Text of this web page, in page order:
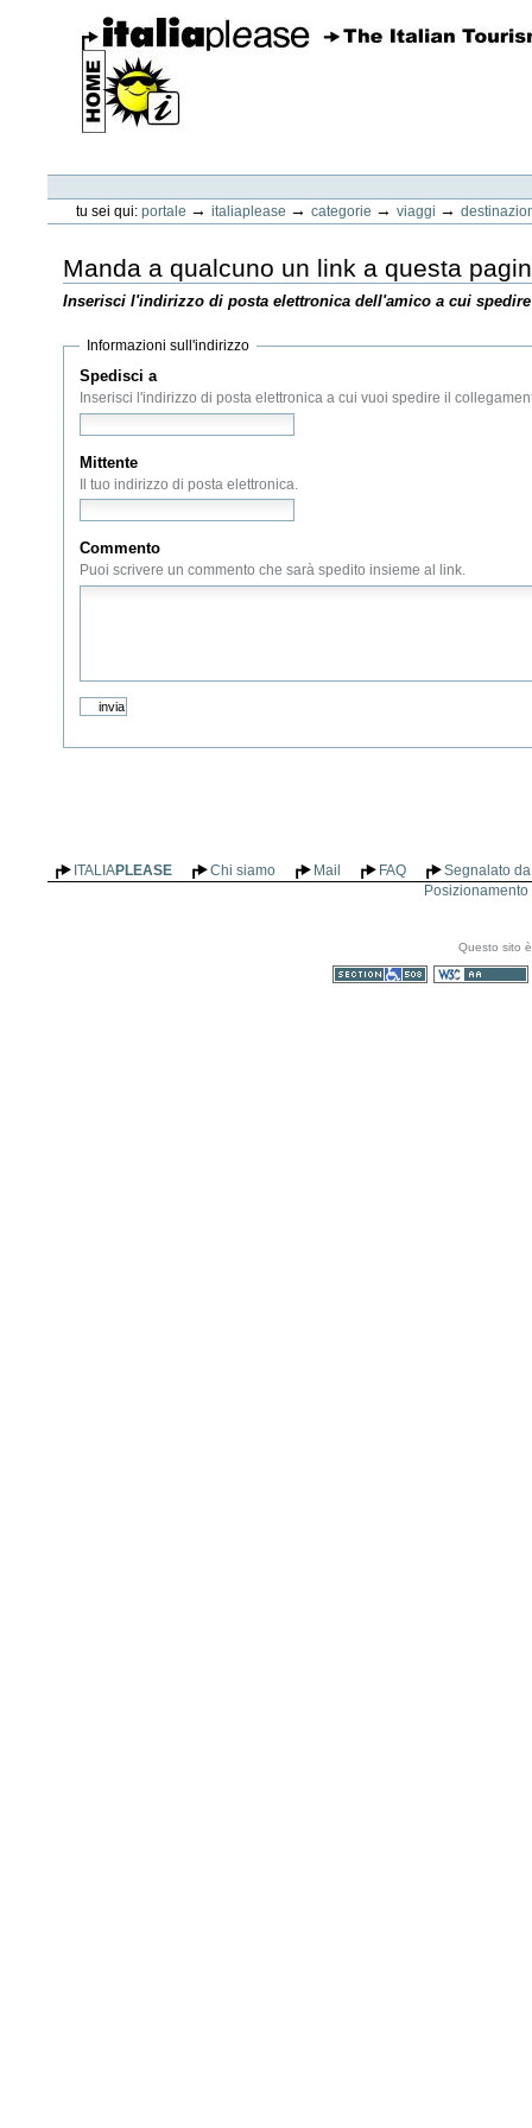
contenuti.
Spostati
navigazione
personali
tu sei qui: portale → italiaplease → categorie → viaggi →
Manda a qualcuno un link a questa
Inserisci l'indirizzo di posta elettronica dell'amico a cui
Informazioni sull'indirizzo
Spedisci a
Inserisci l'indirizzo di posta elettronica a cui vuoi spedire il
Mittente
Il tuo indirizzo di posta elettronica.
Commento
Puoi scrivere un commento che sarà spedito insieme al link.
ITALIAPLEASE Chi siamo Mail FAQ
Segnalato
Questo sito